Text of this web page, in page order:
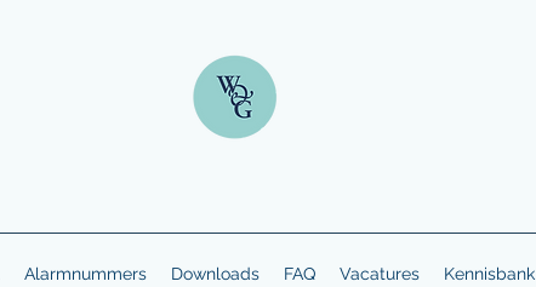
Alarmnummers Downloads FAQ Vacatures Kennisbank